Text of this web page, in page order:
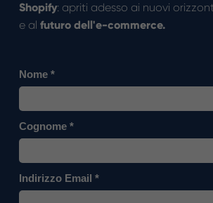
Shopify: apriti adesso ai nuovi
e al futuro dell'e-commerce.